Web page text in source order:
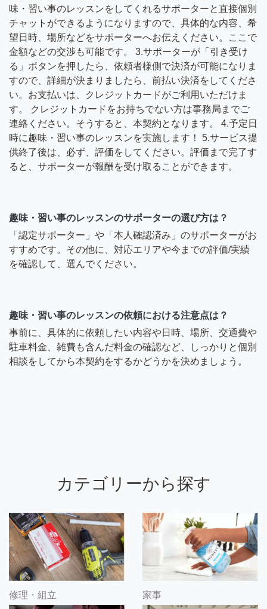
味・習い事のレッスンをしてくれるサポーターと直接個別
チャットができるようになりますので、具体的な内容、希
望日時、場所などをサポーターへお伝えください。ここで
金額などの交渉も可能です。 3.サポーターが「引き受け
る」ボタンを押したら、依頼者様側で決済が可能になりま
すので、詳細が決まりましたら、前払い決済をしてくださ
い。お支払いは、クレジットカードがご利用いただけま
す。 クレジットカードをお持ちでない方は事務局までご
連絡ください。そうすると、本契約となります。 4.予定日
時に趣味・習い事のレッスンを実施します！ 5.サービス提
供終了後は、必ず、評価をしてください。評価まで完了す
ると、サポーターが報酬を受け取ることができます。
趣味・習い事のレッスンのサポーターの選び方は？
「認定サポーター」や「本人確認済み」のサポーターがお
すすめです。その他に、対応エリアや今までの評価/実績
を確認して、選んでください。
趣味・習い事のレッスンの依頼における注意点は？
事前に、具体的に依頼したい内容や日時、場所、交通費や
駐車料金、雑費も含んだ料金の確認など、しっかりと個別
相談をしてから本契約をするかどうかを決めましょう。
カテゴリーから探す
修理・組立 家事